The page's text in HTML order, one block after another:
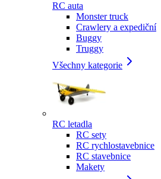
RC auta
Monster truck
Crawlery a expediční
Buggy
Truggy
Všechny kategorie
RC letadla
RC sety
RC rychlostavebnice
RC stavebnice
Makety